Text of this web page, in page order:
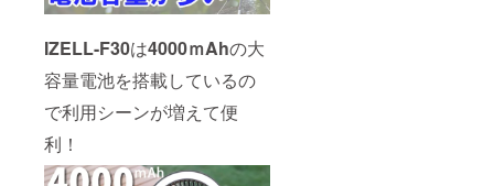
IZELL-F30は4000ｍAhの大
容量電池を搭載しているの
で利用シーンが増えて便
利！